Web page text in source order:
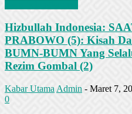
Hizbullah Indonesia:
PRABOWO (5): Kisah
BUMN-BUMN Yang
Rezim Gombal (2)
Kabar Utama Admin - Maret 7,
0